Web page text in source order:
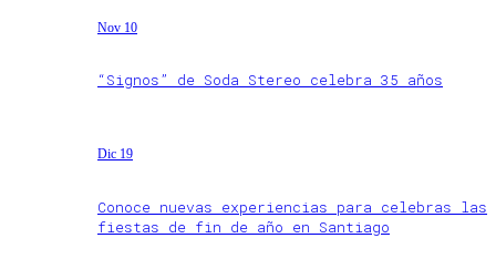
Nov 10
“Signos” de Soda Stereo celebra 35 años
Dic 19
Conoce nuevas experiencias para celebras las
fiestas de fin de año en Santiago